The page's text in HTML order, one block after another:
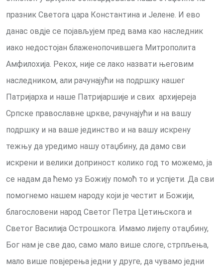
празник Светога цара Константина и Јелене. И ево
данас овдје се појављујем пред вама као наследник
иако недостојан блаженопочившега Митрополита
Амфилохија. Рекох, није се лако назвати његовим
наследником, али рачунајући на подршку нашег
Патријарха и наше Патријаршије и свих архијереја
Српске православне цркве, рачунајући и на вашу
подршку и на ваше јединство и на вашу искрену
тежњу да уредимо нашу отаџбину, да дамо сви
искрени и велики доприност колико год то можемо, ја
се надам да ћемо уз Божију помоћ то и успјети. Да сви
помогнемо нашем народу који је честит и Божији,
благословени народ Светог Петра Цетињскога и
Светог Василија Острошкога. Имамо лијепу отаџбину,
Бог нам је све дао, само мало више слоге, стрпљења,
мало више повјерења једни у друге, да чувамо једни